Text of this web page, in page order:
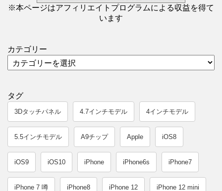
※本ページはアフィリエイトプログラムによる収益を得て
います
カテゴリー
タグ
3Dタッチパネル 4.7インチモデル 4インチモデル
5.5インチモデル A9チップ Apple iOS8
iOS9 iOS10 iPhone iPhone6s iPhone7
iPhone 7 噂 iPhone8 iPhone 12 iPhone 12 mini